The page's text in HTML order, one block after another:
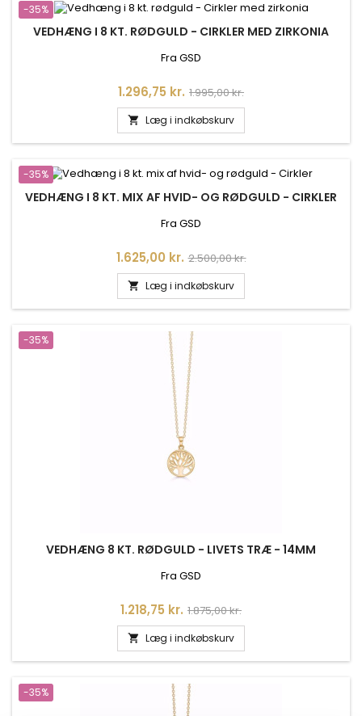
-35%
VEDHÆNG I 8 KT. RØDGULD - CIRKLER MED ZIRKONIA
Fra GSD
Pris
1.296,75 kr. Normalpris
1.995,00 kr.
 Læg i indkøbskurv
-35%
VEDHÆNG I 8 KT. MIX AF HVID- OG RØDGULD - CIRKLER
Fra GSD
Pris
1.625,00 kr. Normalpris
2.500,00 kr.
 Læg i indkøbskurv
-35%
VEDHÆNG 8 KT. RØDGULD - LIVETS TRÆ - 14MM
Fra GSD
Pris
1.218,75 kr. Normalpris
1.875,00 kr.
 Læg i indkøbskurv
-35%